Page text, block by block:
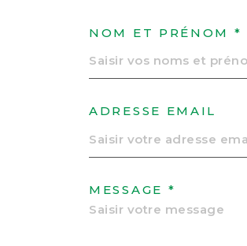
NOM ET PRÉNOM *
ADRESSE EMAIL
MESSAGE *